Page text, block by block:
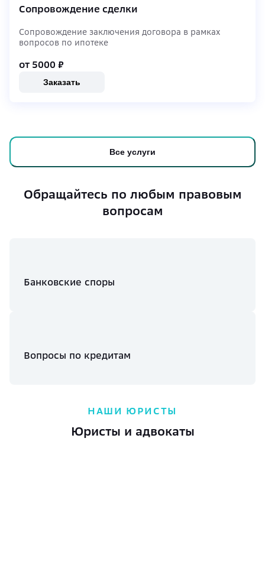
Сопровождение сделки
Сопровождение заключения договора в рамках
вопросов по ипотеке
от 5000 ₽
Заказать
Все услуги
Обращайтесь по любым правовым
вопросам
Банковские споры
Вопросы по кредитам
НАШИ ЮРИСТЫ
Юристы и адвокаты